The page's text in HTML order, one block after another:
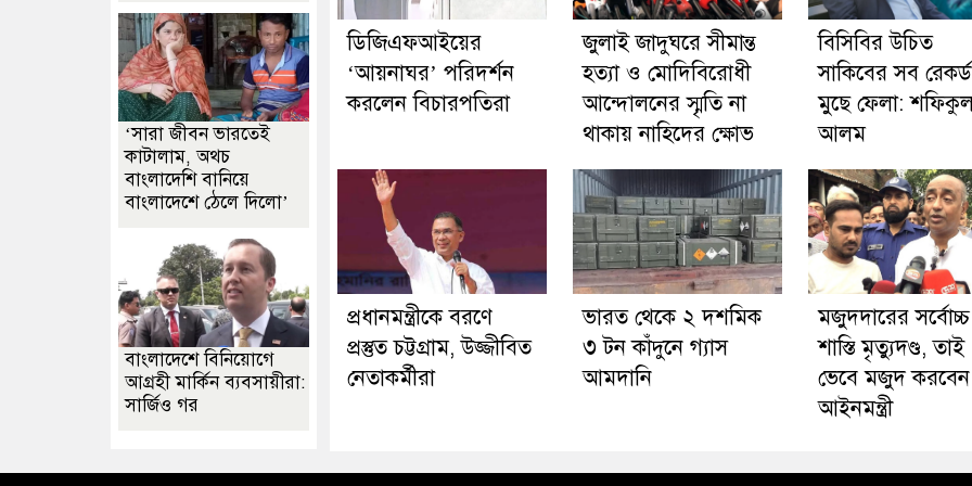
ডিজিএফআইয়ের
‘আয়নাঘর’ পরিদর্শন
করলেন বিচারপতিরা
জুলাই জাদুঘরে সীমান্ত
হত্যা ও মোদিবিরোধী
আন্দোলনের স্মৃতি না
থাকায় নাহিদের ক্ষোভ
বিসিবির উচিত
সাকিবের সব রেকর্ড
মুছে ফেলা:
আলম
প্রধানমন্ত্রীকে বরণে
প্রস্তুত চট্টগ্রাম, উজ্জীবিত
নেতাকর্মীরা
ভারত থেকে ২ দশমিক
৩ টন কাঁদুনে গ্যাস
আমদানি
মজুদদারের সর্বোচ্চ
শাস্তি মৃত্যুদণ্ড, তাই
ভেবে মজুদ
আইনমন্ত্রী
‘সারা জীবন ভারতেই
কাটালাম, অথচ
বাংলাদেশি বানিয়ে
বাংলাদেশে ঠেলে দিলো’
বাংলাদেশে বিনিয়োগে
আগ্রহী মার্কিন ব্যবসায়ীরা:
সার্জিও গর